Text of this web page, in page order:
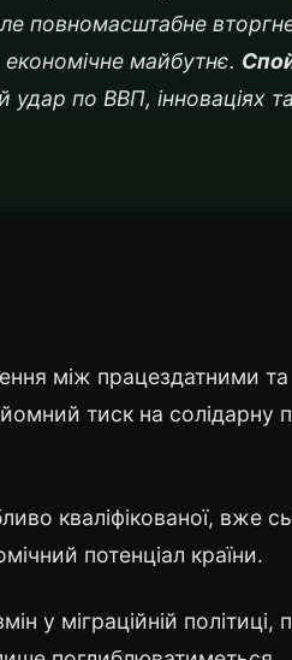
повномасштабне
майбутнє.
удар по ВВП, інноваціях та
між працездатними та
тиск на солідарну
кваліфікованої, вже
потенціал країни.
у міграційній політиці,